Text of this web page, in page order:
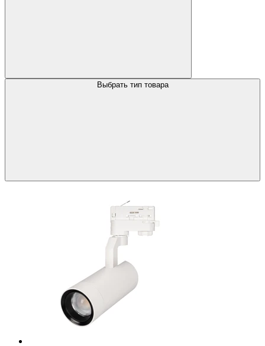
Выбрать тип товара